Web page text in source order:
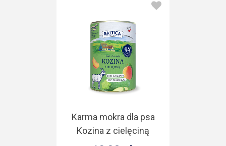
Karma mokra dla psa
Kozina z cielęciną